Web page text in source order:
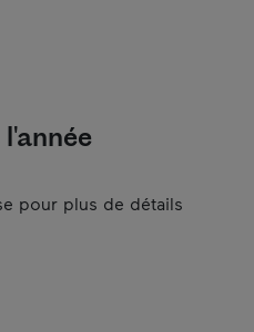
pour plus de détails